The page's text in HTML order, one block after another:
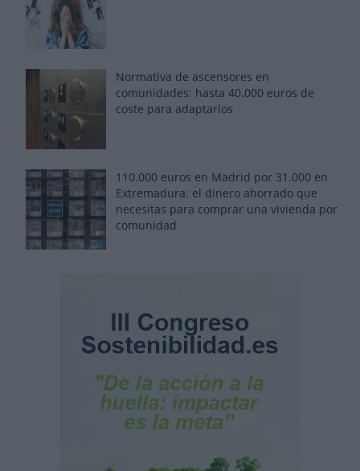
Normativa de ascensores en
comunidades: hasta 40.000 euros de
coste para adaptarlos
110.000 euros en Madrid por 31.000 en
Extremadura: el dinero ahorrado que
necesitas para comprar una vivienda por
comunidad